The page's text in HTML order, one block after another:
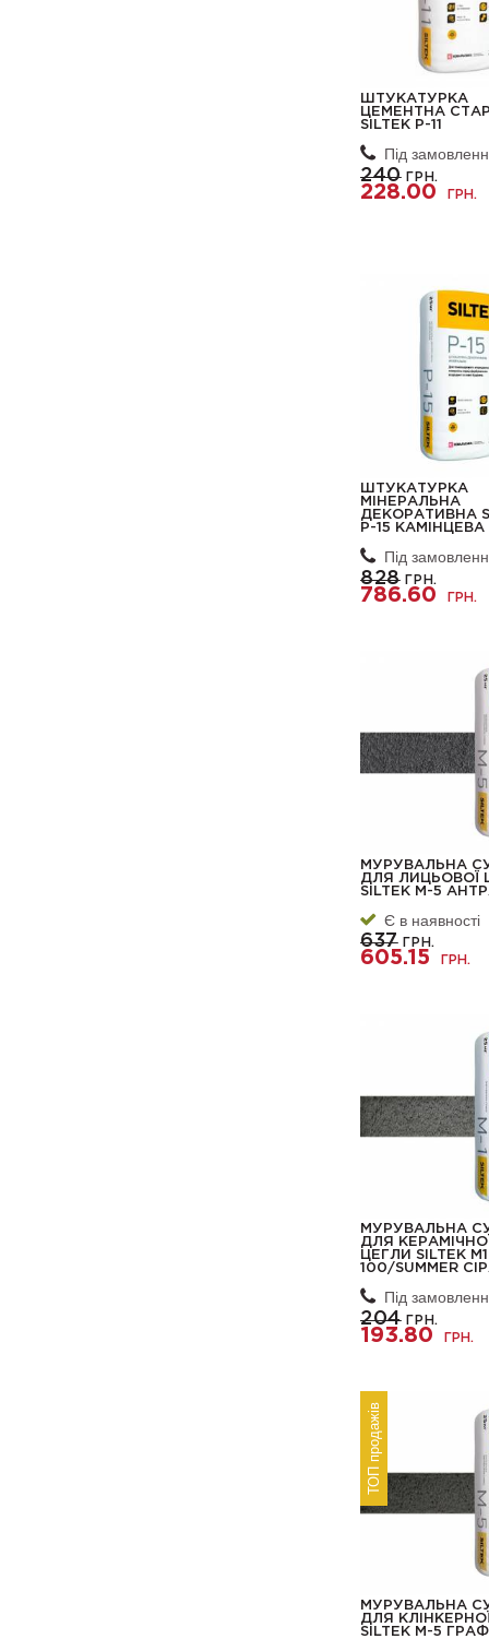
ШТУКАТУРКА
ЦЕМЕНТНА
SILTEK Р-11
Під
240ГРН.
228.00 ГРН.
ШТУКАТУРКА
МІНЕРАЛЬНА
ДЕКОРАТИВНА
P-15 КАМІНЦЕВА
Під
828ГРН.
786.60 ГРН.
МУРУВАЛЬНА
ДЛЯ ЛИЦЬОВОЇ
SILTEK М-5
Є в наявності
637ГРН.
605.15 ГРН.
МУРУВАЛЬНА
ДЛЯ
ЦЕГЛИ SILTEK
100/SUMMER
Під
204ГРН.
193.80 ГРН.
ТОП продажів
МУРУВАЛЬНА
ДЛЯ
SILTEK М-5